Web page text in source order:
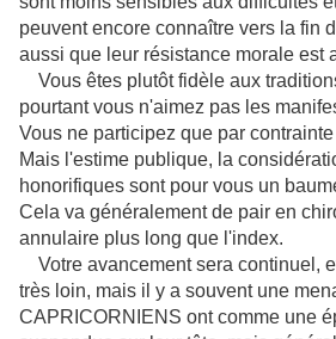
peuvent encore connaître vers la fin
aussi que leur résistance morale est
Vous êtes plutôt fidèle aux
pourtant vous n'aimez pas les
Vous ne participez que par
Mais l'estime publique, la
honorifiques sont pour vous un
Cela va généralement de pair en
annulaire plus long que l'index.
Votre avancement sera continuel,
très loin, mais il y a souvent une
CAPRICORNIENS ont comme une